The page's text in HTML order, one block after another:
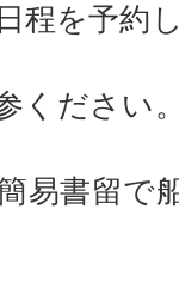
程を予約
ください
易書留で